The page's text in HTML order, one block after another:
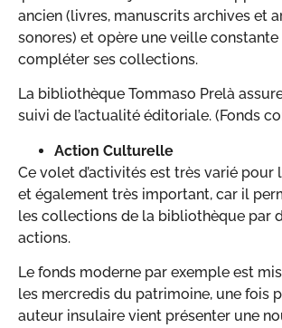
ancien (livres, manuscrits archives et
sonores) et opère une veille
compléter ses collections.
La bibliothèque Tommaso Prelà
suivi de l’actualité éditoriale. (Fonds
Action Culturelle
Ce volet d’activités est très varié
et également très important, car il
les collections de la bibliothèque par
actions.
Le fonds moderne par exemple est
les mercredis du patrimoine, une fois
auteur insulaire vient présenter une